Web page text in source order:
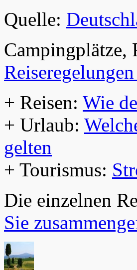
Quelle:
Campingplätze,
+ Reisen: Wie
+ Urlaub:
gelten
+ Tourismus:
Die einzelnen
Sie